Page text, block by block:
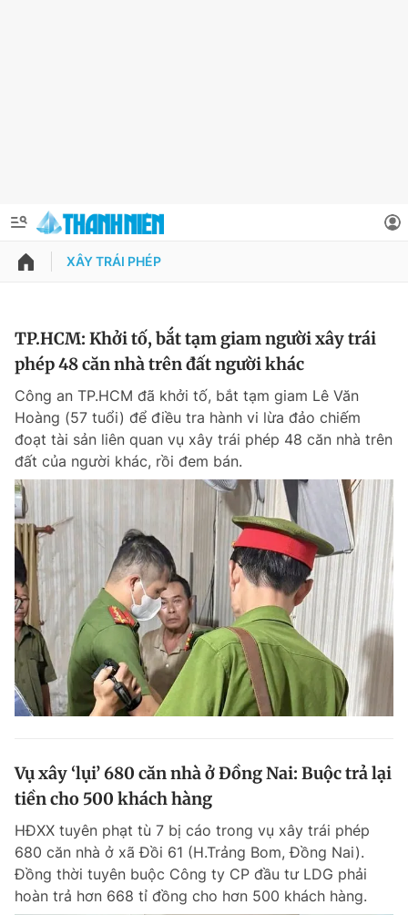
QUẢNG CÁO
Chuyên mục khác
Chào ngày mới Tin 24h
Tin thị trường Tin 360
Video Magazine
Sản phẩm khác
Tiện ích Bạn cần biết
Đọc Thanh Niên trên điện thoại
Thông tin tài khoản
Đổi mật khẩu
Tin đã lưu
Tin đã xem
XÂY TRÁI PHÉP
TP.HCM: Khởi tố, bắt tạm giam người xây trái
phép 48 căn nhà trên đất người khác
Công an TP.HCM đã khởi tố, bắt tạm giam Lê Văn
Hoàng (57 tuổi) để điều tra hành vi lừa đảo chiếm
đoạt tài sản liên quan vụ xây trái phép 48 căn nhà trên
đất của người khác, rồi đem bán.
Vụ xây ‘lụi’ 680 căn nhà ở Đồng Nai: Buộc trả lại
tiền cho 500 khách hàng
HĐXX tuyên phạt tù 7 bị cáo trong vụ xây trái phép
680 căn nhà ở xã Đồi 61 (H.Trảng Bom, Đồng Nai).
Đồng thời tuyên buộc Công ty CP đầu tư LDG phải
hoàn trả hơn 668 tỉ đồng cho hơn 500 khách hàng.